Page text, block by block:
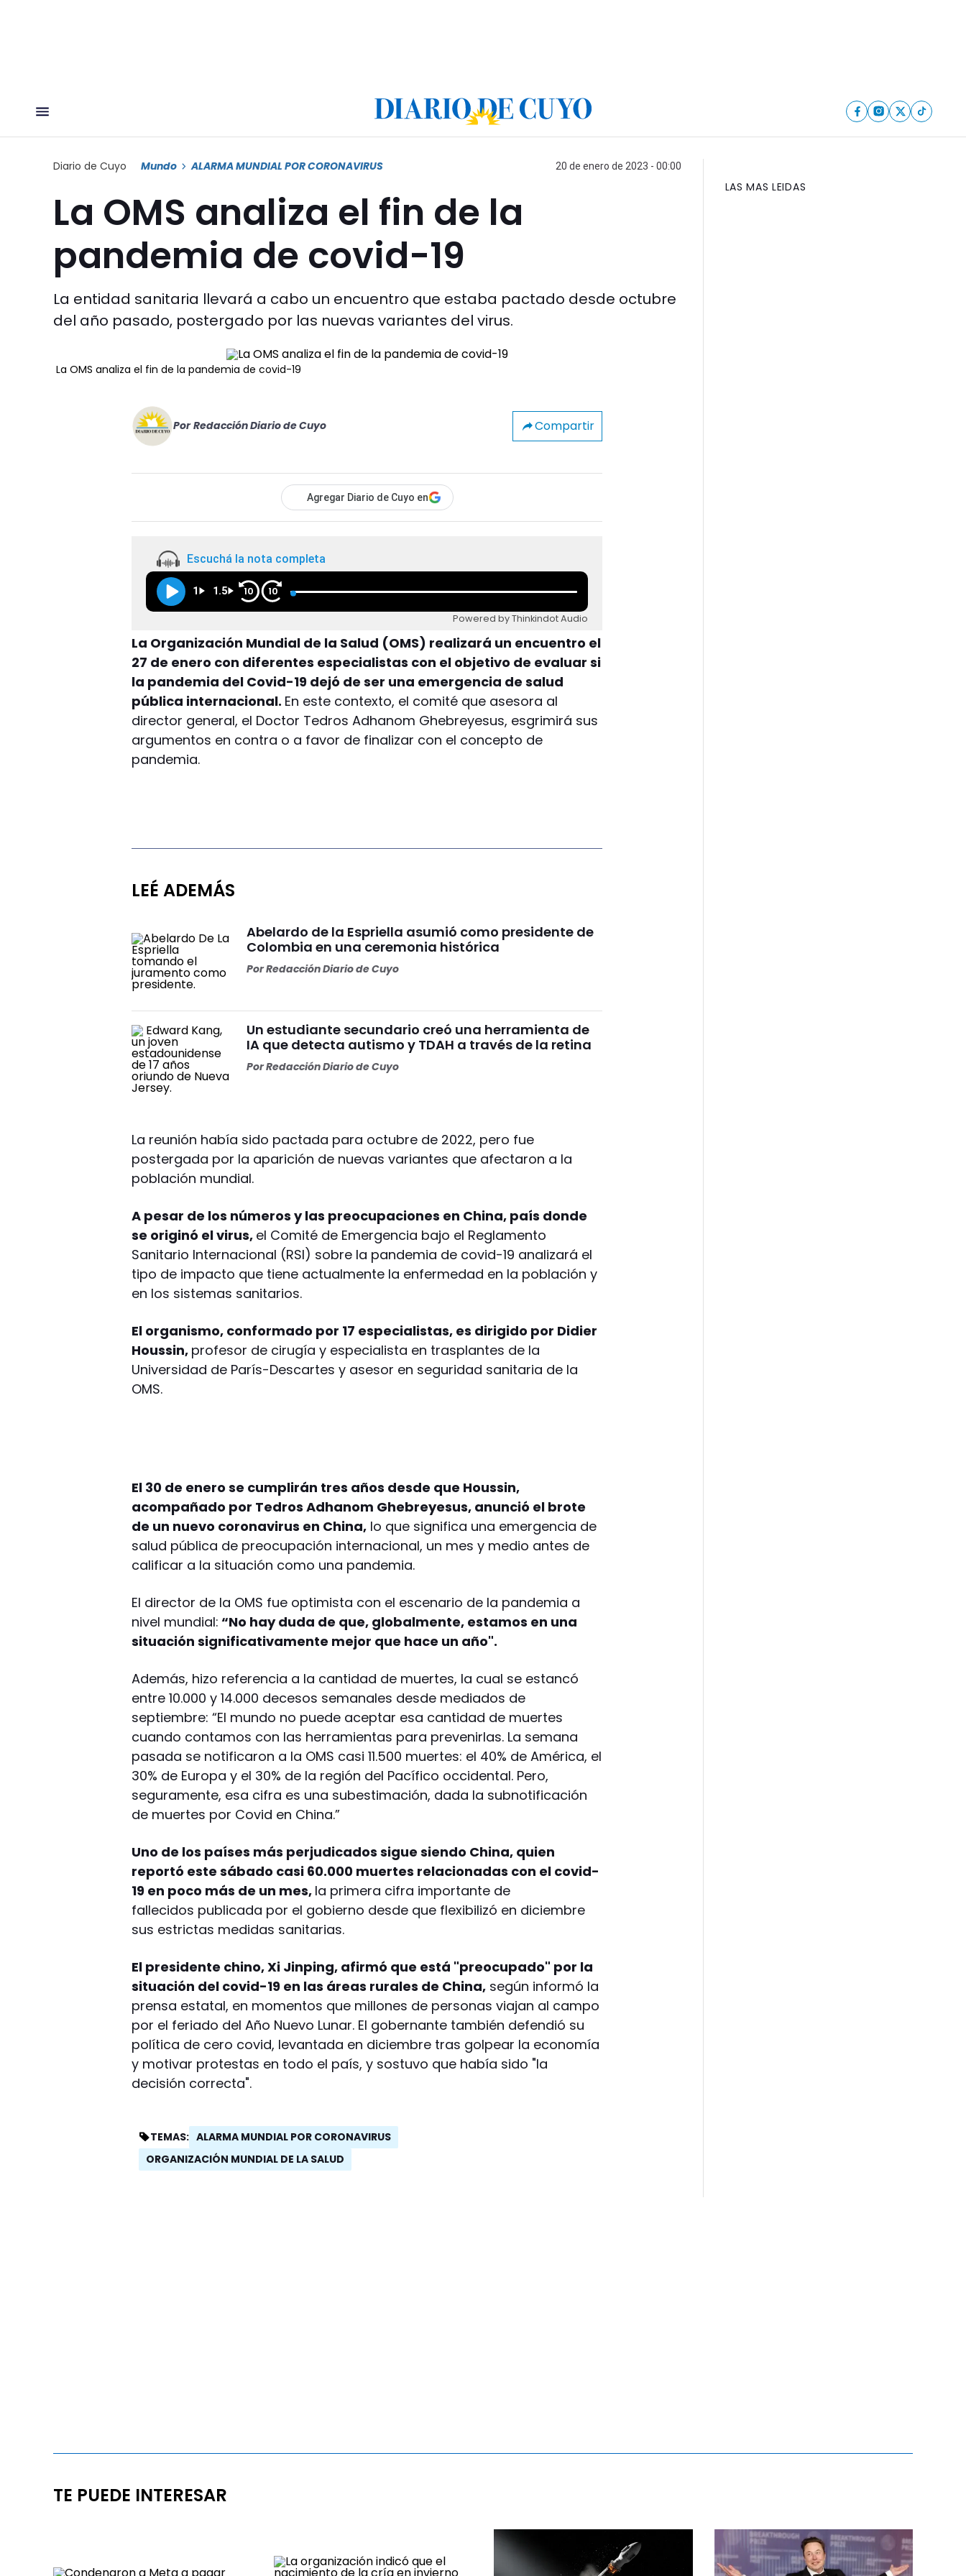
Diario de Cuyo Mundo ALARMA MUNDIAL POR CORONAVIRUS 20 de enero de 2023 - 00:00
La OMS analiza el fin de la
pandemia de covid-19
La entidad sanitaria llevará a cabo un encuentro que estaba pactado desde octubre
del año pasado, postergado por las nuevas variantes del virus.
La OMS analiza el fin de la pandemia de covid-19
Por Redacción Diario de Cuyo Compartir
Agregar Diario de Cuyo en
Escuchá la nota completa
1 1.5 10 10
Powered by Thinkindot Audio
La Organización Mundial de la Salud (OMS) realizará un encuentro el
27 de enero con diferentes especialistas con el objetivo de evaluar si
la pandemia del Covid-19 dejó de ser una emergencia de salud
pública internacional. En este contexto, el comité que asesora al
director general, el Doctor Tedros Adhanom Ghebreyesus, esgrimirá sus
argumentos en contra o a favor de finalizar con el concepto de
pandemia.
LEÉ ADEMÁS
Abelardo de la Espriella asumió como presidente de
Colombia en una ceremonia histórica
PorRedacción Diario de Cuyo
Un estudiante secundario creó una herramienta de
IA que detecta autismo y TDAH a través de la retina
PorRedacción Diario de Cuyo
La reunión había sido pactada para octubre de 2022, pero fue
postergada por la aparición de nuevas variantes que afectaron a la
población mundial.
A pesar de los números y las preocupaciones en China, país donde
se originó el virus, el Comité de Emergencia bajo el Reglamento
Sanitario Internacional (RSI) sobre la pandemia de covid-19 analizará el
tipo de impacto que tiene actualmente la enfermedad en la población y
en los sistemas sanitarios.
El organismo, conformado por 17 especialistas, es dirigido por Didier
Houssin, profesor de cirugía y especialista en trasplantes de la
Universidad de París-Descartes y asesor en seguridad sanitaria de la
OMS.
El 30 de enero se cumplirán tres años desde que Houssin,
acompañado por Tedros Adhanom Ghebreyesus, anunció el brote
de un nuevo coronavirus en China, lo que significa una emergencia de
salud pública de preocupación internacional, un mes y medio antes de
calificar a la situación como una pandemia.
El director de la OMS fue optimista con el escenario de la pandemia a
nivel mundial: “No hay duda de que, globalmente, estamos en una
situación significativamente mejor que hace un año".
Además, hizo referencia a la cantidad de muertes, la cual se estancó
entre 10.000 y 14.000 decesos semanales desde mediados de
septiembre: “El mundo no puede aceptar esa cantidad de muertes
cuando contamos con las herramientas para prevenirlas. La semana
pasada se notificaron a la OMS casi 11.500 muertes: el 40% de América, el
30% de Europa y el 30% de la región del Pacífico occidental. Pero,
seguramente, esa cifra es una subestimación, dada la subnotificación
de muertes por Covid en China.”
Uno de los países más perjudicados sigue siendo China, quien
reportó este sábado casi 60.000 muertes relacionadas con el covid-
19 en poco más de un mes, la primera cifra importante de
fallecidos publicada por el gobierno desde que flexibilizó en diciembre
sus estrictas medidas sanitarias.
El presidente chino, Xi Jinping, afirmó que está "preocupado" por la
situación del covid-19 en las áreas rurales de China, según informó la
prensa estatal, en momentos que millones de personas viajan al campo
por el feriado del Año Nuevo Lunar. El gobernante también defendió su
política de cero covid, levantada en diciembre tras golpear la economía
y motivar protestas en todo el país, y sostuvo que había sido "la
decisión correcta".
TEMAS: ALARMA MUNDIAL POR CORONAVIRUS
ORGANIZACIÓN MUNDIAL DE LA SALUD
LAS MAS LEIDAS
TE PUEDE INTERESAR